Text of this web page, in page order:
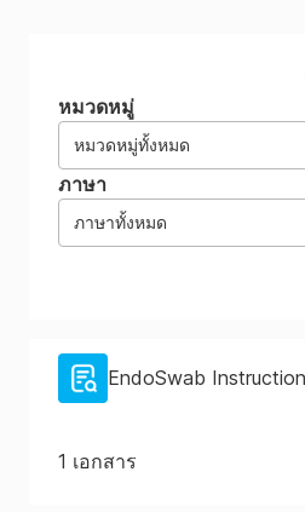
หมวดหมู่
หมวดหมู่ทั้งหมด
ภาษา
ภาษาทั้งหมด
EndoSwab
1 เอกสาร